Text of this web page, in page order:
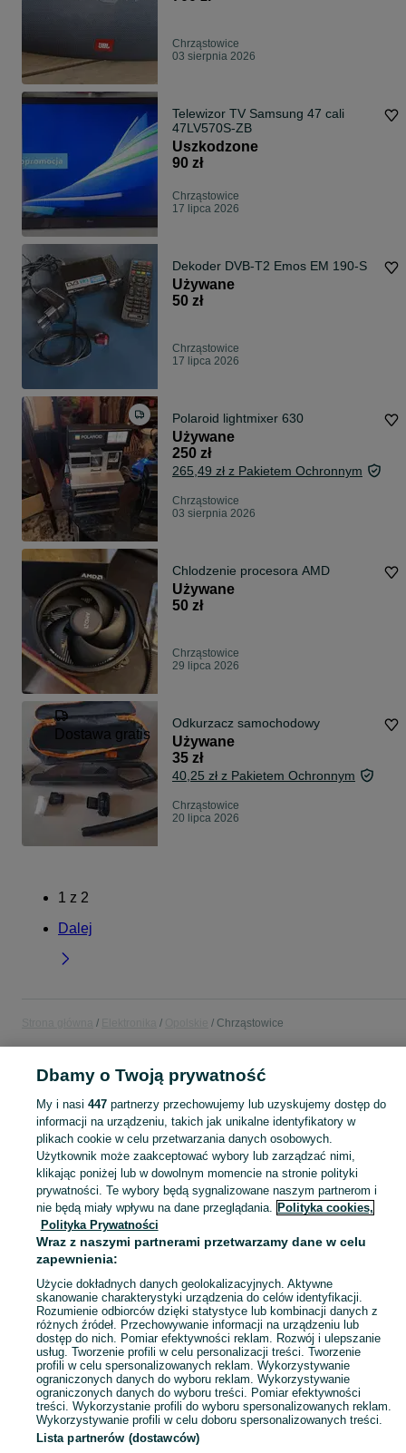
Chrząstowice
03 sierpnia 2026
Telewizor TV Samsung 47 cali
47LV570S-ZB
Uszkodzone
90 zł
Chrząstowice
17 lipca 2026
Dekoder DVB-T2 Emos EM 190-S
Używane
50 zł
Chrząstowice
17 lipca 2026
Polaroid lightmixer 630
Używane
250 zł
265,49 zł z Pakietem Ochronnym
Chrząstowice
03 sierpnia 2026
Chlodzenie procesora AMD
Używane
50 zł
Chrząstowice
29 lipca 2026
Dostawa gratis
Odkurzacz samochodowy
Używane
35 zł
40,25 zł z Pakietem Ochronnym
Chrząstowice
20 lipca 2026
1 z 2
Dalej
Chrząstowice
ELEKTRONIKA
KATEGORIA
Zobacz
Mapa kategorii
Mapa miejscowości
Mapa ministron
Popularne wyszukiwania
Dbamy o Twoją prywatność
My i nasi 447partnerzy przechowujemy lub uzyskujemy dostęp do
informacji na urządzeniu, takich jak unikalne identyfikatory w
plikach cookie w celu przetwarzania danych osobowych.
Użytkownik może zaakceptować wybory lub zarządzać nimi,
klikając poniżej lub w dowolnym momencie na stronie polityki
prywatności. Te wybory będą sygnalizowane naszym partnerom i
nie będą miały wpływu na dane przeglądania. Polityka cookies,
Polityka Prywatności
Wraz z naszymi partnerami przetwarzamy dane w celu
zapewnienia:
Użycie dokładnych danych geolokalizacyjnych. Aktywne
skanowanie charakterystyki urządzenia do celów identyfikacji.
Rozumienie odbiorców dzięki statystyce lub kombinacji danych z
różnych źródeł. Przechowywanie informacji na urządzeniu lub
dostęp do nich. Pomiar efektywności reklam. Rozwój i ulepszanie
usług. Tworzenie profili w celu personalizacji treści. Tworzenie
profili w celu spersonalizowanych reklam. Wykorzystywanie
ograniczonych danych do wyboru reklam. Wykorzystywanie
ograniczonych danych do wyboru treści. Pomiar efektywności
treści. Wykorzystanie profili do wyboru spersonalizowanych reklam.
Wykorzystywanie profili w celu doboru spersonalizowanych treści.
Lista partnerów (dostawców)